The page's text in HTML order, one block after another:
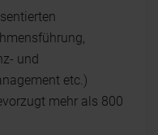
und
etc.)
mehr als 800